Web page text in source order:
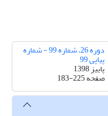
دوره 26، شماره 99 - شماره
پیاپی 99
پاییز 1398
صفحه183-225